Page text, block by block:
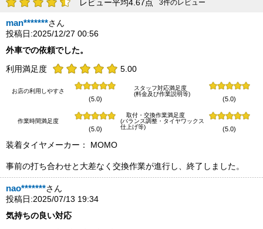
レビュー平均4.67点 3件のレビュー
man*******さん
投稿日:2025/12/27 00:56
外車での依頼でした。
利用満足度
5.00
お店の利用しやすさ
(5.0)
スタッフ対応満足度
(料金及び作業説明等)
(5.0)
作業時間満足度
(5.0)
取付・交換作業満足度
(バランス調整・タイヤワックス
仕上げ等)
(5.0)
装着タイヤメーカー： MOMO
事前の打ち合わせと大差なく交換作業が進行し、終了しました。
nao*******さん
投稿日:2025/07/13 19:34
気持ちの良い対応